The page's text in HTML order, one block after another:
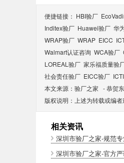
便捷链接： HBI验厂
Inditex验厂 Huawei验厂 华
WRAP验厂 WRAP EICC
Walmart认证咨询 WCA验厂
LOREAL验厂 家乐福质量验
社会责任验厂 EICC验厂
本文来源： 验厂之家 -恭贺
版权说明：上述为转载或编
相关资讯
深圳市验厂之家-规范
深圳市验厂之家-官方